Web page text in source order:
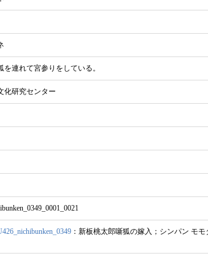
を連れて宮参りをしている。
化研究センター
：新板桃太郎噺狐の嫁入；シンパン モ